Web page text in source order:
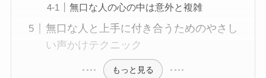
無口な人の心の中は意外と複雑
無口な人と上手に付き合うためのやさし
い声かけテクニック
もっと見る